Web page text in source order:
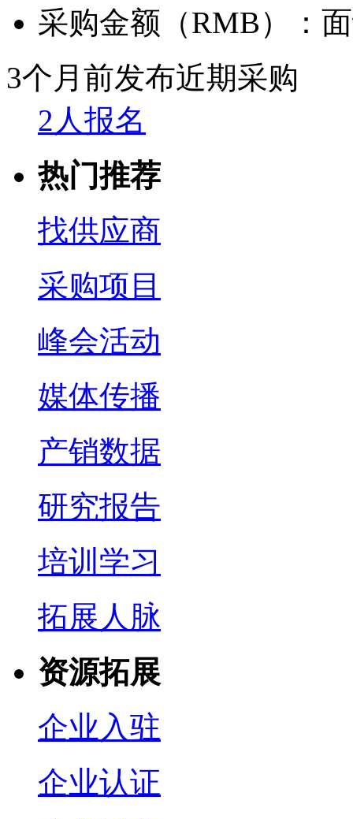
采购金额（RMB）：
3个月前发布近期采购
2人报名
热门推荐
找供应商
采购项目
峰会活动
媒体传播
产销数据
研究报告
培训学习
拓展人脉
资源拓展
企业入驻
企业认证